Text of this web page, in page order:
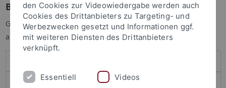
Benutzeranmeldung
Geben Sie Ihren Benutzernamen und Ihr Passwort an um sich
anzumelden:
den Cookies zur Videowiedergabe werden auch
Cookies des Drittanbieters zu Targeting- und
Werbezwecken gesetzt und Informationen ggf.
mit weiteren Diensten des Drittanbieters
verknüpft.
Essentiell Videos